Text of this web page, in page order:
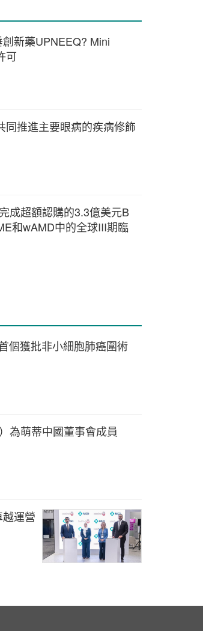
新藥UPNEEQ? Mini
可
同推進主要眼病的疾病修飾
成超額認購的3.3億美元B
和wAMD中的全球III期臨
個獲批非小細胞肺癌圍術
為萌蒂中國董事會成員
運營